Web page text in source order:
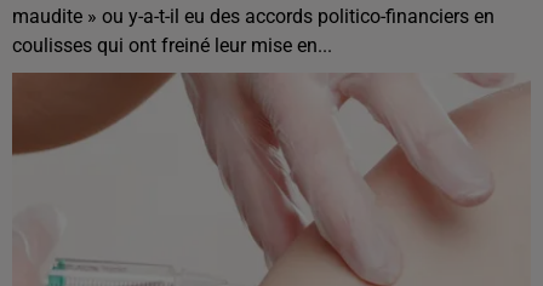
maudite » ou y-a-t-il eu des accords politico-financiers en
coulisses qui ont freiné leur mise en...